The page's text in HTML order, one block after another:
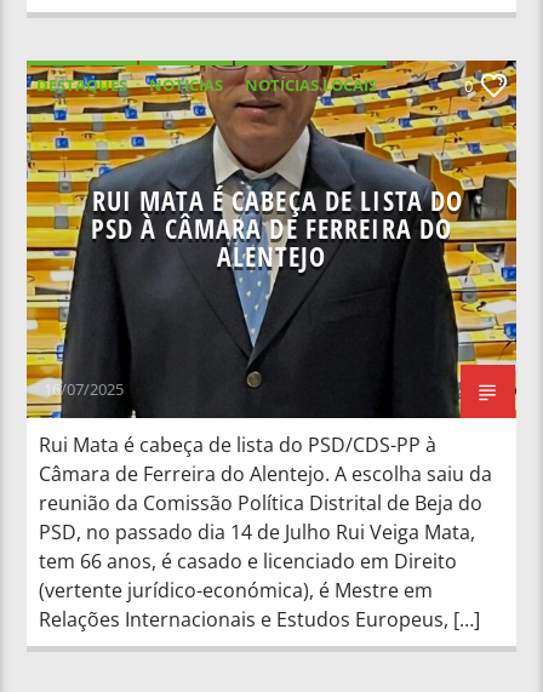
DESTAQUES NOTICIAS
NOTÍCIAS LOCAIS
NOTÍCIAS NACIONAIS
0
RUI MATA É CABEÇA DE LISTA DO
PSD À CÂMARA DE FERREIRA DO
ALENTEJO
16/07/2025
Rui Mata é cabeça de lista do PSD/CDS-PP à
Câmara de Ferreira do Alentejo. A escolha saiu da
reunião da Comissão Política Distrital de Beja do
PSD, no passado dia 14 de Julho Rui Veiga Mata,
tem 66 anos, é casado e licenciado em Direito
(vertente jurídico-económica), é Mestre em
Relações Internacionais e Estudos Europeus, […]